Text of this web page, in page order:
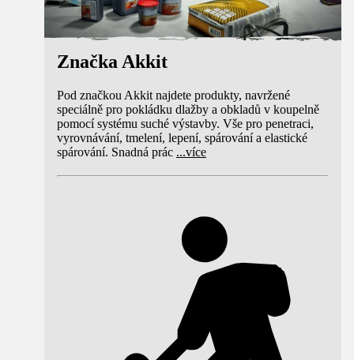
Značka Akkit
Pod značkou Akkit najdete produkty, navržené
speciálně pro pokládku dlažby a obkladů v koupelně
pomocí systému suché výstavby. Vše pro penetraci,
vyrovnávání, tmelení, lepení, spárování a elastické
spárování. Snadná prác ...více